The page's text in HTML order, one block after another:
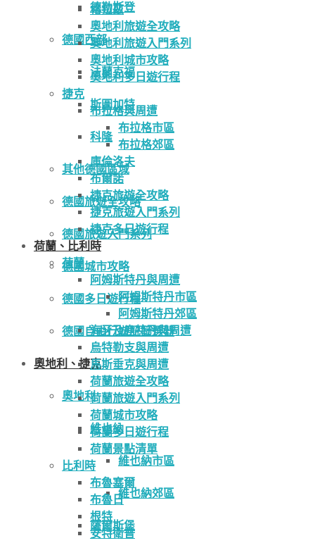
德勒斯登
德國西部
法蘭克福
斯圖加特
科隆
其他德國區域
德國旅遊全攻略
德國旅遊入門系列
德國城市攻略
德國多日遊行程
德國自由行遊記篩選器
奧地利、捷克
奧地利
維也納
維也納市區
維也納郊區
薩爾斯堡
格拉茲
奧地利旅遊全攻略
奧地利旅遊入門系列
奧地利城市攻略
奧地利多日遊行程
捷克
布拉格與周遭
布拉格市區
布拉格郊區
庫倫洛夫
布爾諾
捷克旅遊全攻略
捷克旅遊入門系列
捷克多日遊行程
荷蘭、比利時
荷蘭
阿姆斯特丹與周遭
阿姆斯特丹市區
阿姆斯特丹郊區
海牙及鹿特丹與周遭
烏特勒支與周遭
馬斯垂克與周遭
荷蘭旅遊全攻略
荷蘭旅遊入門系列
荷蘭城市攻略
荷蘭多日遊行程
荷蘭景點清單
比利時
布魯塞爾
布魯日
根特
安特衛普